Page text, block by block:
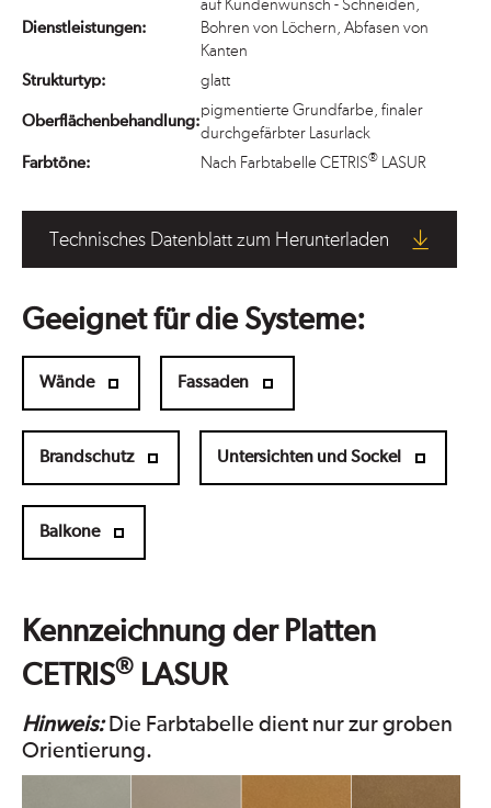
Dienstleistungen:
auf Kundenwunsch - Schneiden,
Bohren von Löchern, Abfasen von
Kanten
Strukturtyp:
glatt
Oberflächenbehandlung:
pigmentierte Grundfarbe, finaler
durchgefärbter Lasurlack
Farbtöne:
Nach Farbtabelle CETRIS® LASUR
Technisches Datenblatt zum Herunterladen
Geeignet für die Systeme:
Wände Fassaden
Brandschutz Untersichten und Sockel
Balkone
Kennzeichnung der Platten
CETRIS® LASUR
Hinweis:Die Farbtabelle dient nur zur groben
Orientierung.